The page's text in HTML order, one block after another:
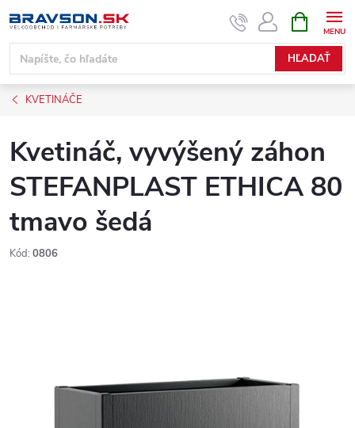
na
obsah
HĽADAŤ
KOŠÍK
KVETINÁČE
Kvetináč, vyvýšený záhon
STEFANPLAST ETHICA 80
tmavo šedá
Kód: 0806